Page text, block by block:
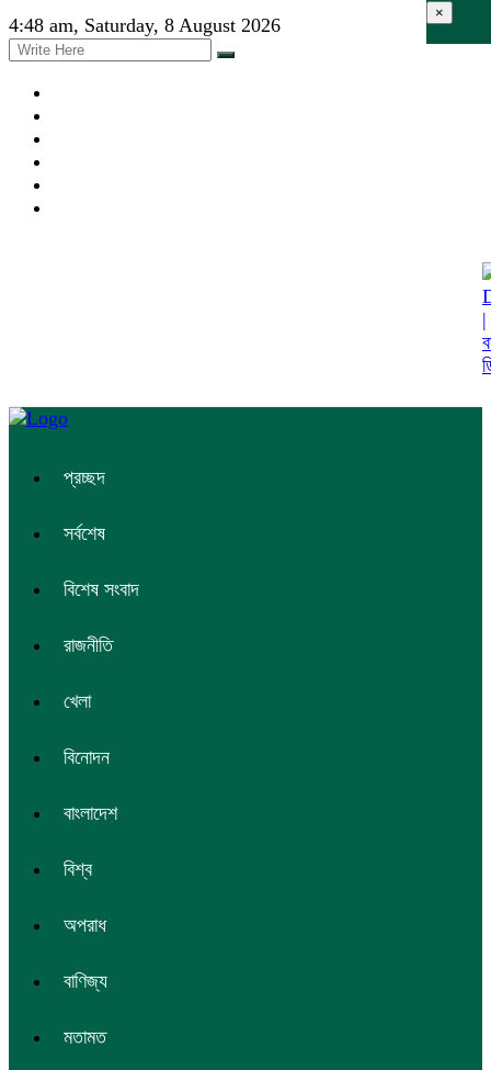
4:48 am, Saturday, 8 August 2026
প্রচ্ছদ
সর্বশেষ
বিশেষ সংবাদ
রাজনীতি
খেলা
বিনোদন
বাংলাদেশ
বিশ্ব
অপরাধ
বাণিজ্য
মতামত
×